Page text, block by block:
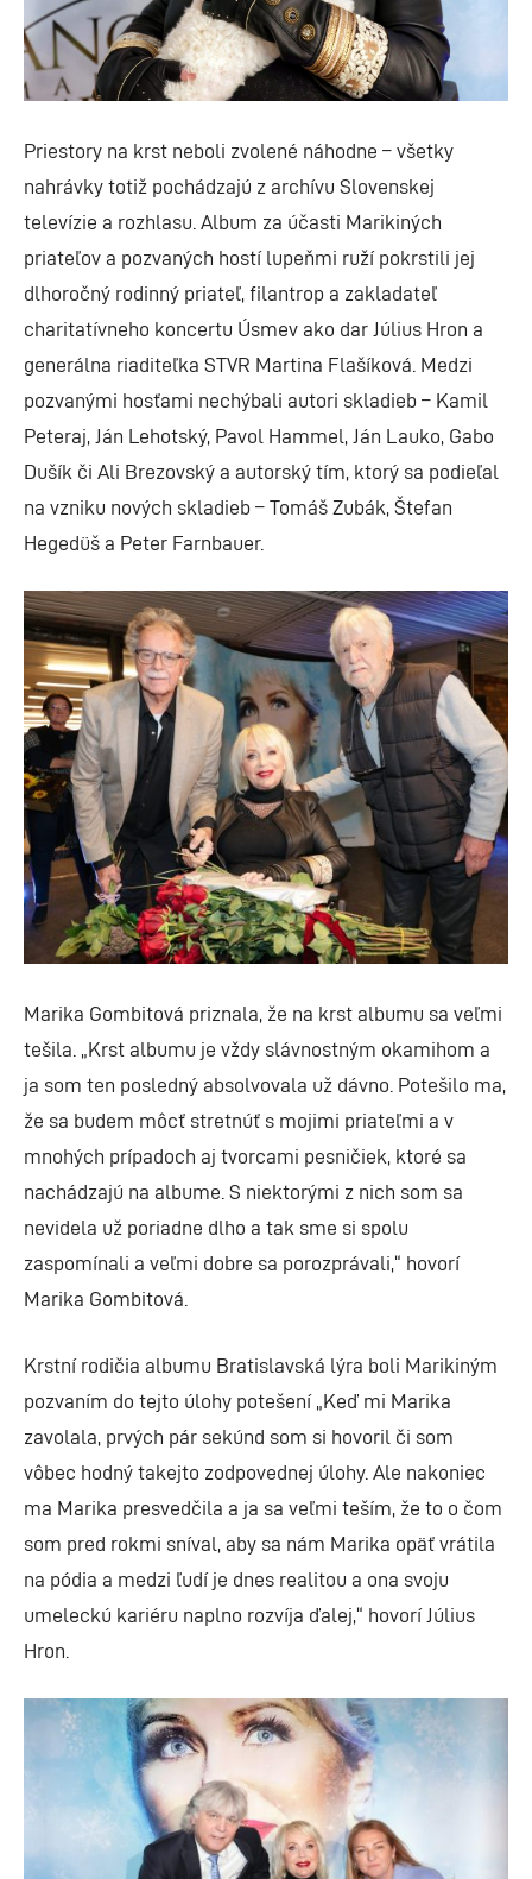
Priestory na krst neboli zvolené náhodne – všetky
nahrávky totiž pochádzajú z archívu Slovenskej
televízie a rozhlasu. Album za účasti Marikiných
priateľov a pozvaných hostí lupeňmi ruží pokrstili jej
dlhoročný rodinný priateľ, filantrop a zakladateľ
charitatívneho koncertu Úsmev ako dar Július Hron a
generálna riaditeľka STVR Martina Flašíková. Medzi
pozvanými hosťami nechýbali autori skladieb – Kamil
Peteraj, Ján Lehotský, Pavol Hammel, Ján Lauko, Gabo
Dušík či Ali Brezovský a autorský tím, ktorý sa podieľal
na vzniku nových skladieb – Tomáš Zubák, Štefan
Hegedüš a Peter Farnbauer.
Marika Gombitová priznala, že na krst albumu sa veľmi
tešila. „Krst albumu je vždy slávnostným okamihom a
ja som ten posledný absolvovala už dávno. Potešilo ma,
že sa budem môcť stretnúť s mojimi priateľmi a v
mnohých prípadoch aj tvorcami pesničiek, ktoré sa
nachádzajú na albume. S niektorými z nich som sa
nevidela už poriadne dlho a tak sme si spolu
zaspomínali a veľmi dobre sa porozprávali,“ hovorí
Marika Gombitová.
Krstní rodičia albumu Bratislavská lýra boli Marikiným
pozvaním do tejto úlohy potešení „Keď mi Marika
zavolala, prvých pár sekúnd som si hovoril či som
vôbec hodný takejto zodpovednej úlohy. Ale nakoniec
ma Marika presvedčila a ja sa veľmi teším, že to o čom
som pred rokmi sníval, aby sa nám Marika opäť vrátila
na pódia a medzi ľudí je dnes realitou a ona svoju
umeleckú kariéru naplno rozvíja ďalej,“ hovorí Július
Hron.